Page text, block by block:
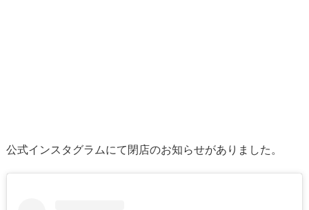
公式インスタグラムにて閉店のお知らせがありました。